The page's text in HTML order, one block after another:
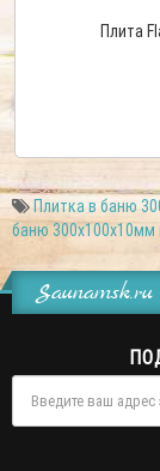
Плита
Плитка в баню
баню 300х100х10мм
Saunamsk.ru